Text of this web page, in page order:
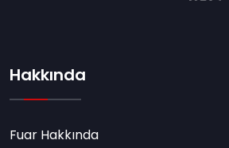
Hakkında
Fuar Hakkında